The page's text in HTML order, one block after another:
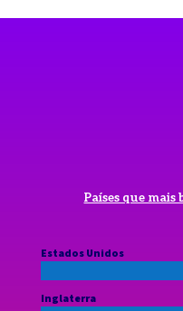
Países que mais
Estados Unidos
Inglaterra